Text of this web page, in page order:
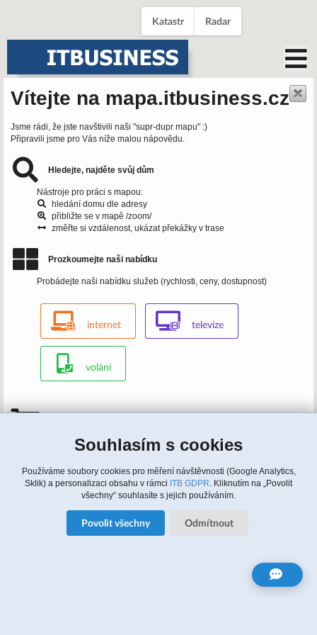
Souhlasím s cookies
Používáme soubory cookies pro měření návštěvnosti (Google Analytics,
Sklik) a personalizaci obsahu v rámci ITB GDPR. Kliknutím na „Povolit
všechny“ souhlasíte s jejich používáním.
Povolit všechny Odmítnout
Katastr Radar
Vítejte na mapa.itbusiness.cz
Jsme rádi, že jste navštivili naši "supr-dupr mapu" :)
Připravili jsme pro Vás níže malou nápovědu.
Hledejte, najděte svůj dům
Nástroje pro práci s mapou:
hledání domu dle adresy
přibližte se v mapě /zoom/
změřte si vzdálenost, ukázat překážky v trase
Prozkoumejte naši nabídku
Probádejte naši nabídku služeb (rychlosti, ceny, dostupnost)
internet televize
volání
Zavolejte nám: 315 810 620, 608 964 464 (english)
Update cookies nastaveni
Zájem o služby